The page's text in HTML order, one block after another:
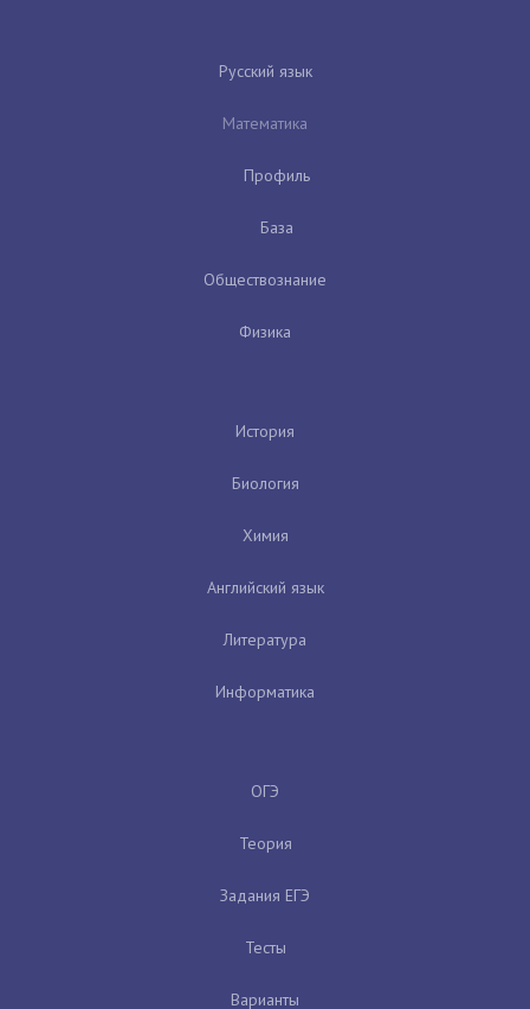
Русский язык
Математика
Профиль
База
Обществознание
Физика
История
Биология
Химия
Английский язык
Литература
Информатика
ОГЭ
Теория
Задания ЕГЭ
Тесты
Варианты